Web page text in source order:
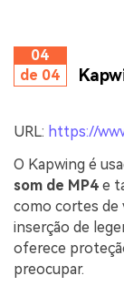
04
de 04
URL: https://
O Kapwing é
som de MP4 e
como cortes de
inserção de
oferece
preocupar.